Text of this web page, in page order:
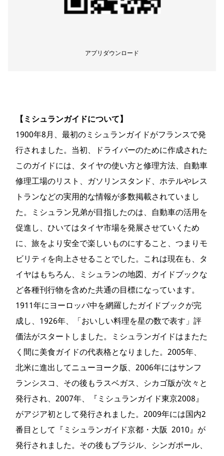
アプリダウンロード
【ミシュランガイドについて】
1900年8月、最初のミシュランガイドがフランスで発
行されました。当初、ドライバーのために作成された
このガイドには、タイヤの使い方と修理方法、自動車
修理工場のリスト、ガソリンスタンド、ホテルやレス
トランなどの実用的な情報が多数掲載されていまし
た。ミシュラン兄弟が目指したのは、自動車の活用を
促進し、ひいてはタイヤ市場を発展させていくため
に、旅をより安全で楽しいものにすること、つまりモ
ビリティを向上させることでした。これは現在も、タ
イヤはもちろん、ミシュランの地図、ガイドブックな
ど各種刊行物を含めた共通の目標になっています。
1911年にヨーロッパ中を網羅したガイドブックが完
成し、1926年、「おいしい料理を星の数で表す」評
価法がスタートしました。ミシュランガイドはまたた
く間に美食ガイドの代表格となりました。2005年、
北米に進出してニューヨーク版、2006年にはサンフ
ランシスコ、その後もラスベガス、シカゴ版が次々と
発行され、2007年、『ミシュランガイド東京2008』
がアジア初として発行されました。2009年には国内2
番目として『ミシュランガイド京都・大阪 2010』が
発行されました。その後もブラジル、シンガポール、